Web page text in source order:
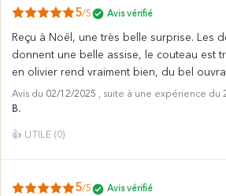
5/5 Avis vérifié
Reçu à Noël, une très belle surprise. Les
donnent une belle assise, le couteau est
en olivier rend vraiment bien, du bel
Avis du 02/12/2025 , suite à une expérience du
B.
👍 UTILE (0)
5/5 Avis vérifié